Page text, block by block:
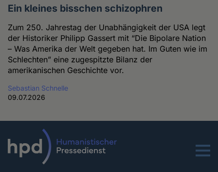
Ein kleines bisschen schizophren
Zum 250. Jahrestag der Unabhängigkeit der USA legt
der Historiker Philipp Gassert mit “Die Bipolare Nation
– Was Amerika der Welt gegeben hat. Im Guten wie im
Schlechten” eine zugespitzte Bilanz der
amerikanischen Geschichte vor.
Sebastian Schnelle
09.07.2026
Menu